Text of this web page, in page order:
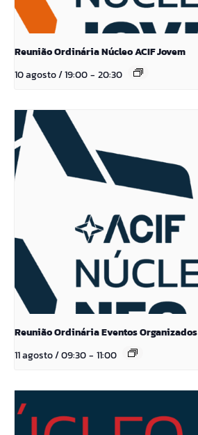
Reunião Ordinária Núcleo ACIF Jovem
10 agosto / 19:00- 20:30
Reunião Ordinária Eventos Organizados
11 agosto / 09:30- 11:00